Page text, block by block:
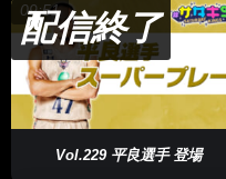
09:51
配信終了
Vol.229 平良選手 登場